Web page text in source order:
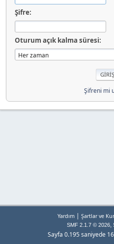
Şifre:
Oturum açık kalma süresi:
Şifreni mi
Yardım | Şartlar ve
SMF 2.1.7 © 2026,
Sayfa 0.195 saniyede